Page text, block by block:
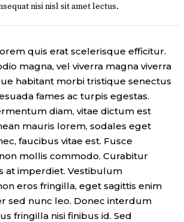
nisi nisl sit amet lectus.
quis erat scelerisque efficitur.
magna, vel viverra magna viverra
habitant morbi tristique senectus
fames ac turpis egestas.
diam, vitae dictum est
mauris lorem, sodales eget
faucibus vitae est. Fusce
mollis commodo. Curabitur
at imperdiet. Vestibulum
eros fringilla, eget sagittis enim
sed nunc leo. Donec interdum
fringilla nisi finibus id. Sed